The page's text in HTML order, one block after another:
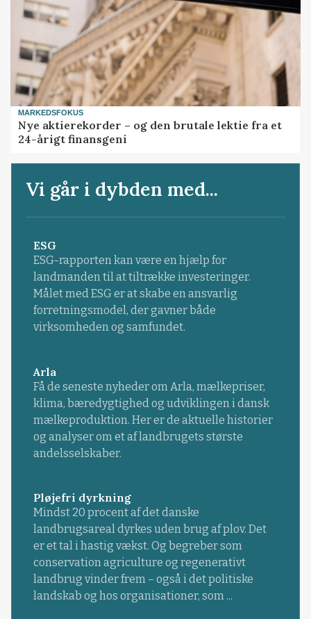
MARKEDSFOKUS
Nye aktierekorder – og den brutale lektie fra et
24-årigt finansgeni
Vi går i dybden med...
ESG
ESG-rapporten kan være en hjælp for
landmanden til at tiltrække investeringer.
Målet med ESG er at skabe en ansvarlig
forretningsmodel, der gavner både
virksomheden og samfundet.
Arla
Få de seneste nyheder om Arla, mælkepriser,
klima, bæredygtighed og udviklingen i dansk
mælkeproduktion. Her er de aktuelle historier
og analyser om et af landbrugets største
andelsselskaber.
Pløjefri dyrkning
Mindst 20 procent af det danske
landbrugsareal dyrkes uden brug af plov. Det
er et tal i hastig vækst. Og begreber som
conservation agriculture og regenerativt
landbrug vinder frem – også i det politiske
landskab og hos organisationer, som ...